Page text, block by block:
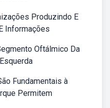
Produzindo E
Informações
Oftálmico Da
Fundamentais à
Permitem